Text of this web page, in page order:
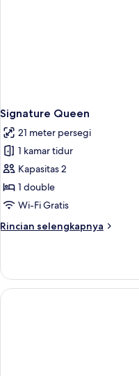
Signature Queen
21 meter persegi
1 kamar tidur
Kapasitas 2
1 double
Wi-Fi Gratis
Rincian selengkapnya
Rincian
Signature
Queen